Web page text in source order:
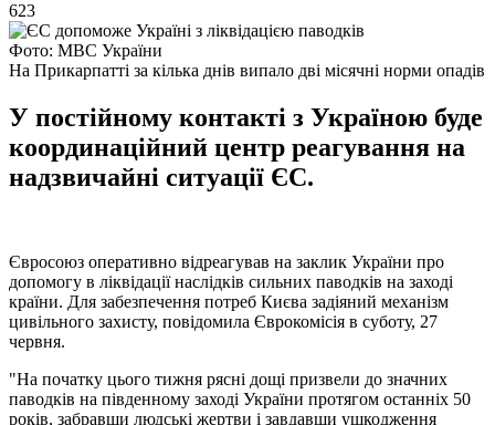
623
Фото: МВС України
На Прикарпатті за кілька днів випало дві місячні норми опадів
У постійному контакті з Україною буде
координаційний центр реагування на
надзвичайні ситуації ЄС.
Євросоюз оперативно відреагував на заклик України про
допомогу в ліквідації наслідків сильних паводків на заході
країни. Для забезпечення потреб Києва задіяний механізм
цивільного захисту, повідомила Єврокомісія в суботу, 27
червня.
"На початку цього тижня рясні дощі призвели до значних
паводків на південному заході України протягом останніх 50
років, забравши людські жертви і завдавши ушкодження